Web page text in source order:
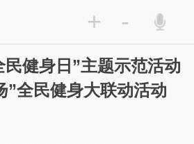
+ -
民健身日”主题示范活动
”全民健身大联动活动